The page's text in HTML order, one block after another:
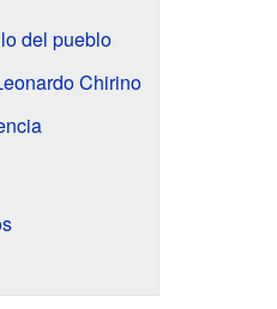
del pueblo
Chirino